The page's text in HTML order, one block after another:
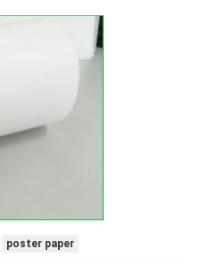
poster paper